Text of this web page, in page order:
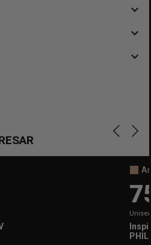
navigate_before
navigate_before
navigate_before
Unisex